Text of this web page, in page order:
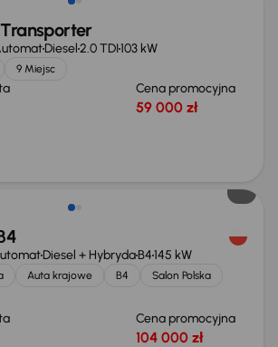
Diesel2.0 TDI103 kW
9 Miejsc
Cena promocyjna
59 000 zł
VAT
Diesel + HybrydaB4145 kW
Auta krajowe B4
Salon Polska
Cena promocyjna
104 000 zł